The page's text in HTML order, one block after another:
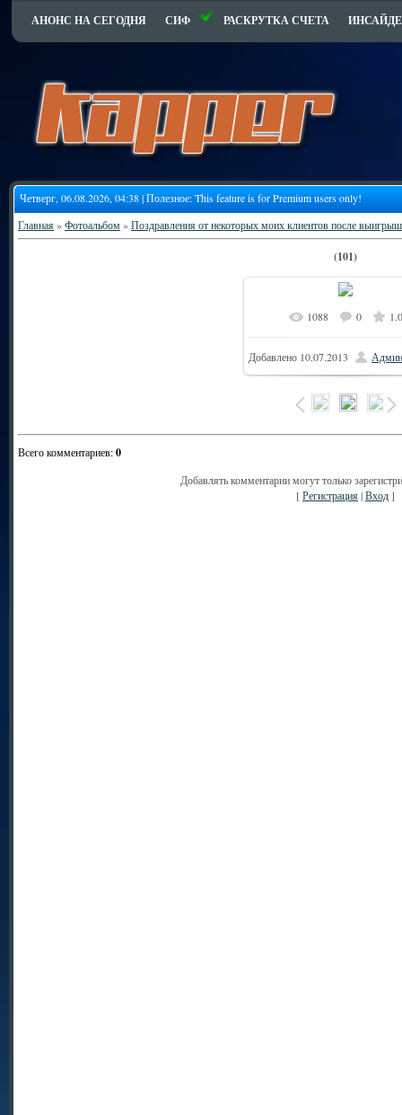
АНОНС НА СЕГОДНЯ СИФ РАСКРУТКА СЧЕТА
Четверг, 06.08.2026, 04:38 | Полезное:This feature is for Premium users only!
Главная»Фотоальбом»Поздравления от некоторых моих клиентов после
(101)
1088 0 1.0
Добавлено 10.07.2013
Всего комментариев:0
Добавлять комментарии могут только
[Регистрация|Вход]